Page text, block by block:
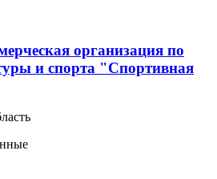
организация по
и спорта "Спортивная